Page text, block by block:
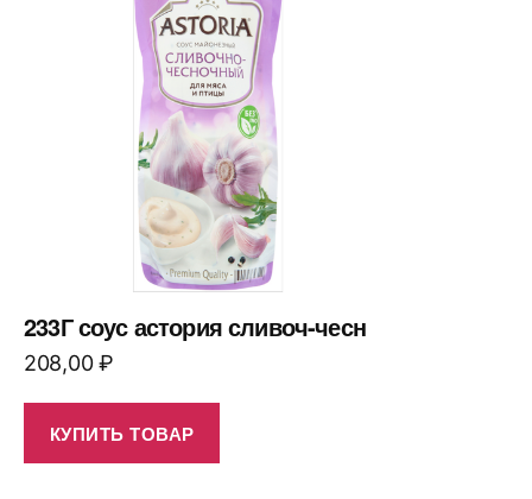
233Г соус астория сливоч-чесн
208,00₽
КУПИТЬ ТОВАР